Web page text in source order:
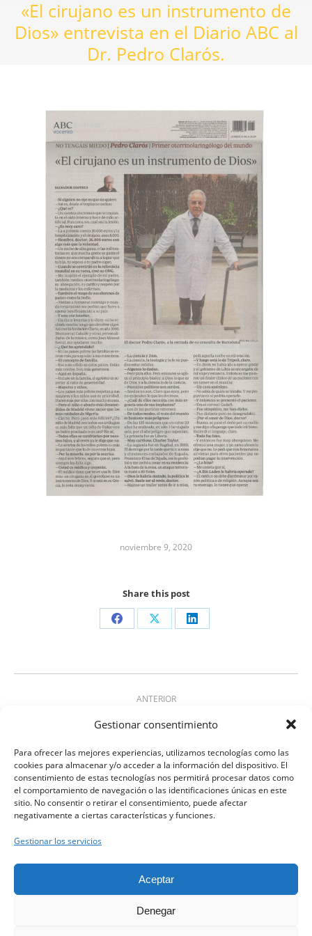
Gestionar consentimiento
Para ofrecer las mejores experiencias, utilizamos tecnologías como las
cookies para almacenar y/o acceder a la información del dispositivo. El
consentimiento de estas tecnologías nos permitirá procesar datos como
el comportamiento de navegación o las identificaciones únicas en este
sitio. No consentir o retirar el consentimiento, puede afectar
negativamente a ciertas características y funciones.
Gestionar los servicios
Aceptar
Denegar
«El cirujano es un instrumento de
Dios» entrevista en el Diario ABC al
Dr. Pedro Clarós.
noviembre 9, 2020
Share this post
Share
Facebook
Share
X
Share
LinkedIn
Navegación
proyectos
ANTERIOR
Proyecto
ActivePure, la apuesta de la Clínica Clarós
SIGUIENTE
Proyecto
siguiente
Estudio sobre los mártires de la Cartuja de
Tiana, por el Dr. Pedro Clarós.
Clínica Clarós ©
Aviso Legal